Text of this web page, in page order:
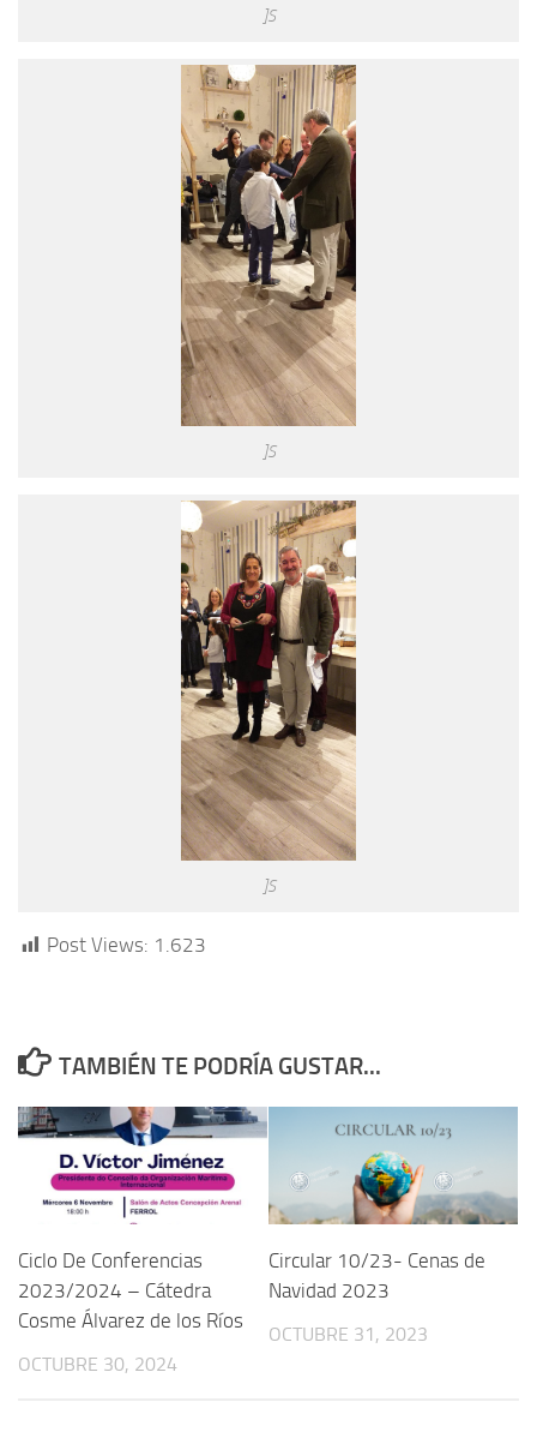
]S
]S
]S
Post Views: 1.623
TAMBIÉN TE PODRÍA GUSTAR...
Ciclo De Conferencias
2023/2024 – Cátedra
Cosme Álvarez de los Ríos
OCTUBRE 30, 2024
Circular 10/23- Cenas de
Navidad 2023
OCTUBRE 31, 2023